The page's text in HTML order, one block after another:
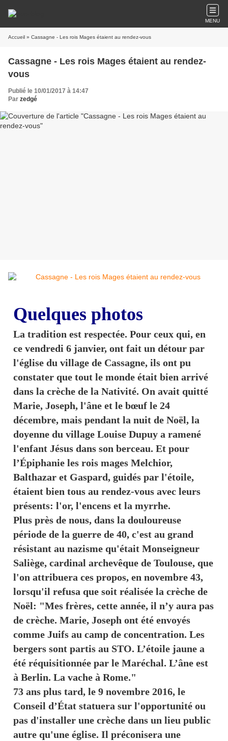
MENU
Accueil » Cassagne - Les rois Mages étaient au rendez-vous
Cassagne - Les rois Mages étaient au rendez-
vous
Publié le 10/01/2017 à 14:47
Par zedgé
Quelques photos
La tradition est respectée. Pour ceux qui, en
ce vendredi 6 janvier, ont fait un détour par
l'église du village de Cassagne, ils ont pu
constater que tout le monde était bien arrivé
dans la crèche de la Nativité. On avait quitté
Marie, Joseph, l'âne et le bœuf le 24
décembre, mais pendant la nuit de Noël, la
doyenne du village Louise Dupuy a ramené
l'enfant Jésus dans son berceau. Et pour
l’Épiphanie les rois mages Melchior,
Balthazar et Gaspard, guidés par l'étoile,
étaient bien tous au rendez-vous avec leurs
présents: l'or, l'encens et la myrrhe.
Plus près de nous, dans la douloureuse
période de la guerre de 40, c'est au grand
résistant au nazisme qu'était Monseigneur
Saliège, cardinal archevêque de Toulouse, que
l'on attribuera ces propos, en novembre 43,
lorsqu'il refusa que soit réalisée la crèche de
Noël: "Mes frères, cette année, il n’y aura pas
de crèche. Marie, Joseph ont été envoyés
comme Juifs au camp de concentration. Les
bergers sont partis au STO. L’étoile jaune a
été réquisitionnée par le Maréchal. L’âne est
à Berlin. La vache à Rome."
73 ans plus tard, le 9 novembre 2016, le
Conseil d’État statuera sur l'opportunité ou
pas d'installer une crèche dans un lieu public
autre qu'une église. Il préconisera une